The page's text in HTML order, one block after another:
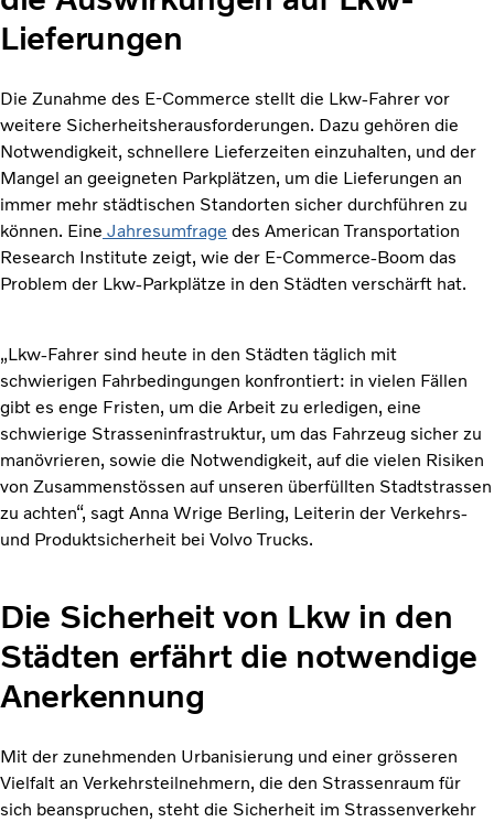
Lieferungen
Die Zunahme des E-Commerce stellt die Lkw-Fahrer vor
weitere Sicherheitsherausforderungen. Dazu gehören die
Notwendigkeit, schnellere Lieferzeiten einzuhalten, und der
Mangel an geeigneten Parkplätzen, um die Lieferungen an
immer mehr städtischen Standorten sicher durchführen zu
können. Eine Jahresumfrage des American Transportation
Research Institute zeigt, wie der E-Commerce-Boom das
Problem der Lkw-Parkplätze in den Städten verschärft hat.
„Lkw-Fahrer sind heute in den Städten täglich mit
schwierigen Fahrbedingungen konfrontiert: in vielen Fällen
gibt es enge Fristen, um die Arbeit zu erledigen, eine
schwierige Strasseninfrastruktur, um das Fahrzeug sicher zu
manövrieren, sowie die Notwendigkeit, auf die vielen Risiken
von Zusammenstössen auf unseren überfüllten Stadtstrassen
zu achten“, sagt Anna Wrige Berling, Leiterin der Verkehrs-
und Produktsicherheit bei Volvo Trucks.
Die Sicherheit von Lkw in den
Städten erfährt die notwendige
Anerkennung
Mit der zunehmenden Urbanisierung und einer grösseren
Vielfalt an Verkehrsteilnehmern, die den Strassenraum für
sich beanspruchen, steht die Sicherheit im Strassenverkehr